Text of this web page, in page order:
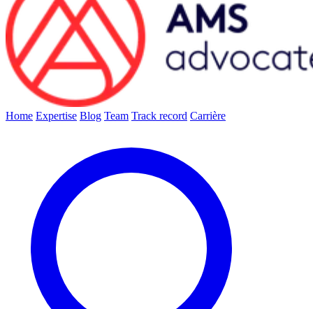
Home Expertise Blog Team Track record Carrière